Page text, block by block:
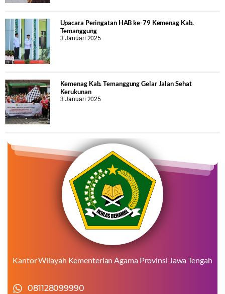
Upacara Peringatan HAB ke-79 Kemenag Kab.
Temanggung
3 Januari 2025
Kemenag Kab. Temanggung Gelar Jalan Sehat
Kerukunan
3 Januari 2025
Kantor Wilayah Kementerian Agama Provinsi Jawa Tengah
081128099990